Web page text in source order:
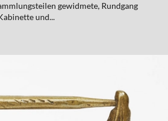
gewidmete, Rundgang
und...